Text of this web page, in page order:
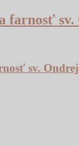
farnosť sv.
sv.